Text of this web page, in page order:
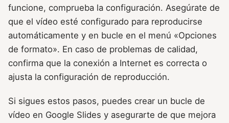
funcione, comprueba la configuración. Asegúrate de
que el vídeo esté configurado para reproducirse
automáticamente y en bucle en el menú «Opciones
de formato». En caso de problemas de calidad,
confirma que la conexión a Internet es correcta o
ajusta la configuración de reproducción.
Si sigues estos pasos, puedes crear un bucle de
vídeo en Google Slides y asegurarte de que mejora